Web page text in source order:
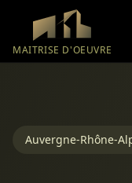
Aller au contenu
MAITRISE D'OEUVRE
Auvergne-Rhône-